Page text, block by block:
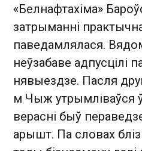
«Белнафтахіма»
затрыманні
паведамлялася.
неўзабаве адпусцілі
нявыездзе. Пасля
м Чыж утрымліваўся
верасні быў
арышт. Па словах